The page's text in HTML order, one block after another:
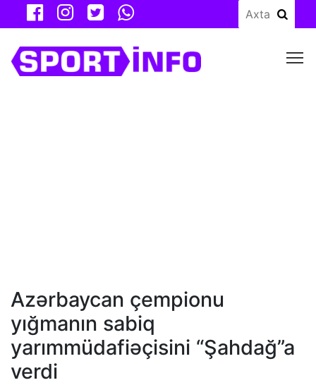
Azərbaycan çempionu
yığmanın sabiq
yarımmüdafiəçisini “Şahdağ”a
verdi